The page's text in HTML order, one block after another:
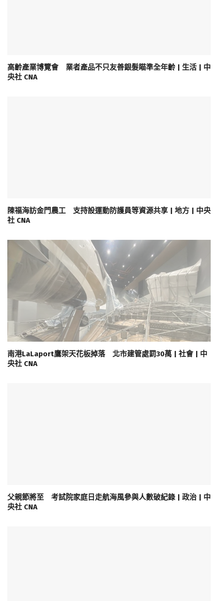
高齡產業博覽會 業者產品不只友善銀髮瞄準全年齡 | 生活 | 中
央社 CNA
陳福海訪金門農工 支持設運動防護員等資源共享 | 地方 | 中央
社 CNA
南港LaLaport鷹架天花板掉落 北市建管處罰30萬 | 社會 | 中
央社 CNA
父親節將至 考試院家庭日走航海風參與人數破紀錄 | 政治 | 中
央社 CNA